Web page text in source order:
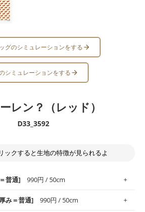
グのシミュレーションをする
シミュレーションをする
レン？（レッド）
D33_3592
ックすると生地の特徴が見られるよ
普通] 990円 / 50cm
み＝普通] 990円 / 50cm